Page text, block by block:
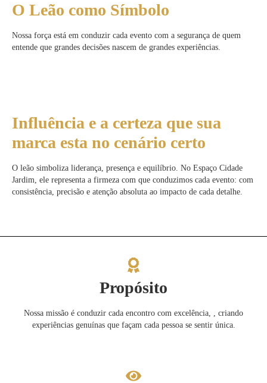
O Leão como Símbolo
Nossa força está em conduzir cada evento com a segurança de quem
entende que grandes decisões nascem de grandes experiências.
Influência e a certeza que sua
marca esta no cenário certo
O leão simboliza liderança, presença e equilíbrio. No Espaço Cidade
Jardim, ele representa a firmeza com que conduzimos cada evento: com
consistência, precisão e atenção absoluta ao impacto de cada detalhe.
Propósito
Nossa missão é conduzir cada encontro com excelência, , criando
experiências genuínas que façam cada pessoa se sentir única.